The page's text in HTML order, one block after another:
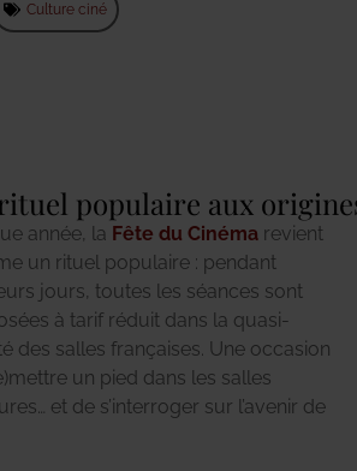
Culture ciné
populaire aux
année, la Fête du Cinéma revient
un rituel populaire : pendant
jours, toutes les séances sont
à tarif réduit dans la quasi-
des salles françaises. Une occasion
un pied dans les salles
et de s’interroger sur l’avenir de